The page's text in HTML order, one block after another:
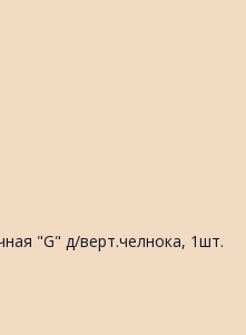
"G" д/верт.челнока, 1шт.